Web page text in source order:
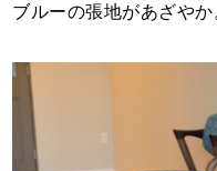
ブルーの張地があざやか